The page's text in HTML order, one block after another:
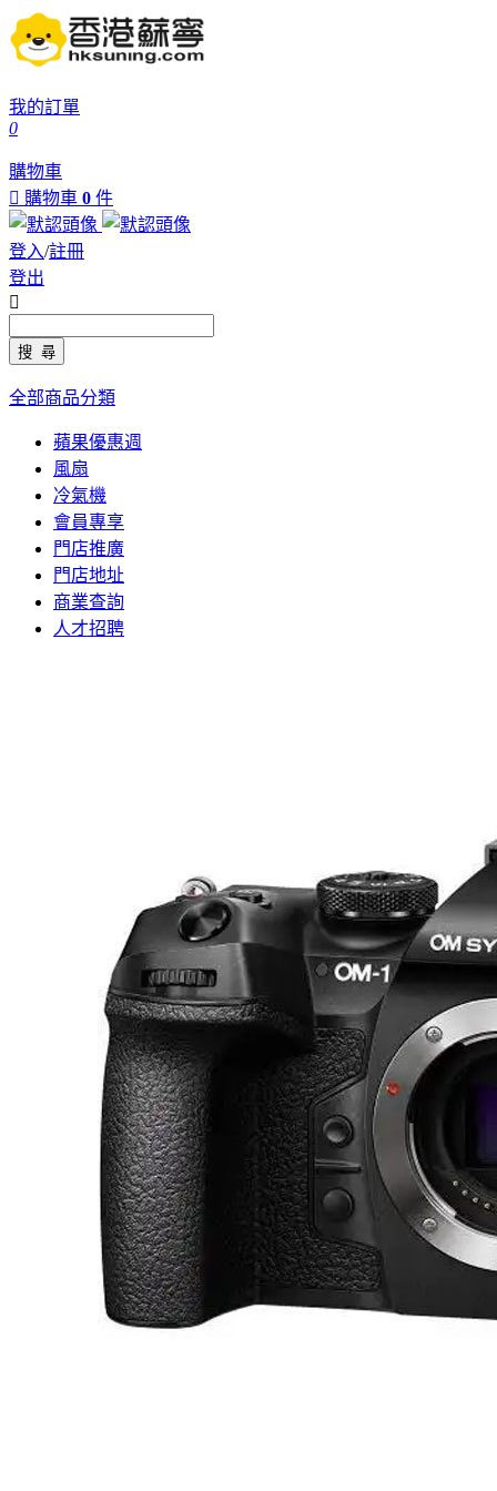
我的訂單
0
購物車
 購物車 0 件
登入/註冊
登出

全部商品分類
蘋果優惠週
風扇
冷氣機
會員專享
門店推廣
門店地址
商業查詢
人才招聘